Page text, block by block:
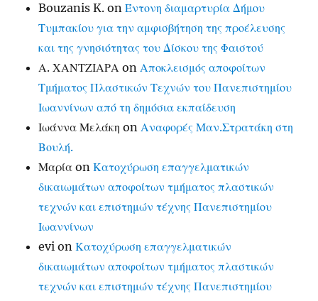
Bouzanis K. onΈντονη διαμαρτυρία Δήμου
Τυμπακίου για την αμφισβήτηση της προέλευσης
και της γνησιότητας του Δίσκου της Φαιστού
Α. ΧΑΝΤΖΙΑΡΑ onΑποκλεισμός αποφοίτων
Τμήματος Πλαστικών Τεχνών του Πανεπιστημίου
Ιωαννίνων από τη δημόσια εκπαίδευση
Ιωάννα Μελάκη onΑναφορές Μαν.Στρατάκη στη
Βουλή.
Μαρία onΚατοχύρωση επαγγελματικών
δικαιωμάτων αποφοίτων τμήματος πλαστικών
τεχνών και επιστημών τέχνης Πανεπιστημίου
Ιωαννίνων
evi onΚατοχύρωση επαγγελματικών
δικαιωμάτων αποφοίτων τμήματος πλαστικών
τεχνών και επιστημών τέχνης Πανεπιστημίου